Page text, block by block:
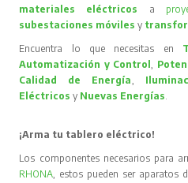
materiales eléctricos
a
subestaciones móvilesy
Encuentra lo que necesitas en
Automatización y Control
Calidad de Energía
Eléctricos y Nuevas Energías
¡Arma tu tablero eléctrico!
Los componentes necesarios para
RHONA , estos pueden ser aparatos